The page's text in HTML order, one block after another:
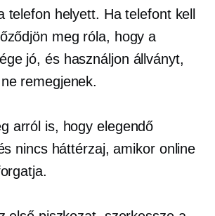
telefon helyett. Ha telefont kell
meg róla, hogy a
jó, és használjon állványt,
remegjenek.
arról is, hogy elegendő
nincs háttérzaj, amikor online